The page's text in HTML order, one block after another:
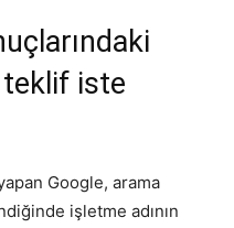
iste
Google, arama
işletme adının